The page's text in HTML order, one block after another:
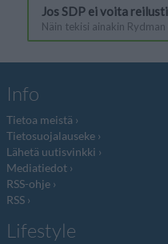
Info
Tietoa meistä
Tietosuojalauseke
Lähetä uutisvinkki
Mediatiedot
RSS-ohje
RSS
Lifestyle